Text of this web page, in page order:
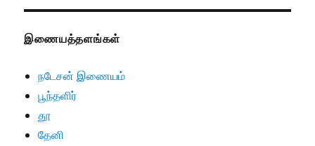
இணையத்தளங்கள்
நடேசன் இணையம்
பூந்தளிர்
தூ
தேனி